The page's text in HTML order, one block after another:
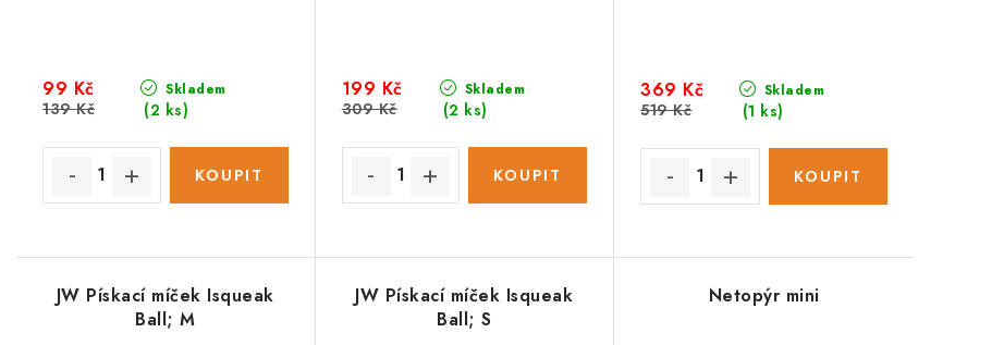
Skladem
(2 ks)
99 Kč
139 Kč
Skladem
(2 ks)
199 Kč
309 Kč
Skladem
(1 ks)
369 Kč
519 Kč
JW Pískací míček Isqueak
Ball; M
JW Pískací míček Isqueak
Ball; S
Netopýr mini